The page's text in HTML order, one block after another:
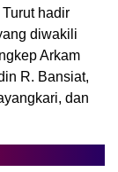
hadir
diwakili
Arkam
R. Bansiat,
dan